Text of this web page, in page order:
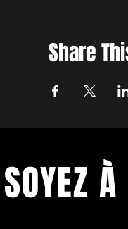
Share
SOYEZ